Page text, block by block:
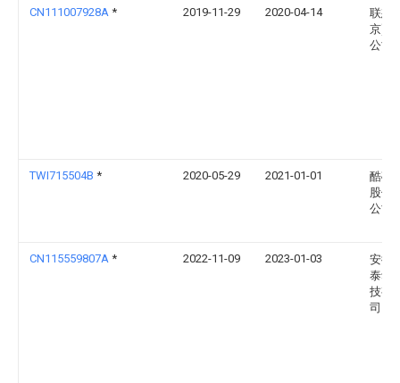
CN111007928A * 2019-11-29 2020-04-14
联想(
京)有
公司
TWI715504B * 2020-05-29 2021-01-01
酷碼
股份
公司
CN115559807A * 2022-11-09 2023-01-03
安徽
泰动
技有
司